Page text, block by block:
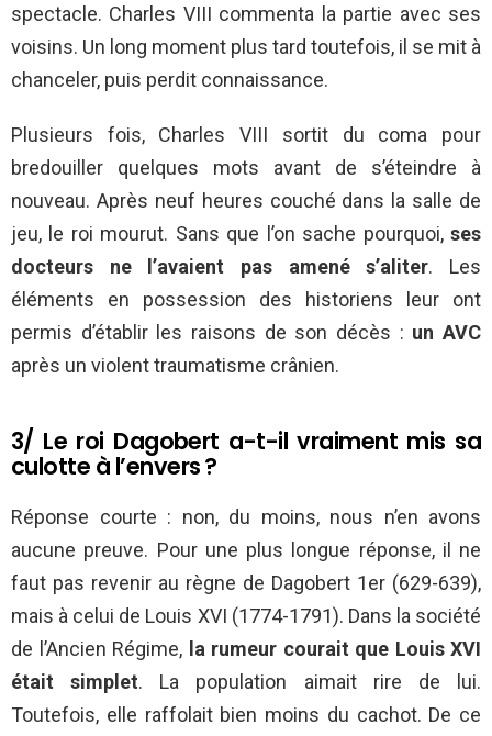
spectacle. Charles VIII commenta la partie avec ses
voisins. Un long moment plus tard toutefois, il se mit à
chanceler, puis perdit connaissance.
Plusieurs fois, Charles VIII sortit du coma pour
bredouiller quelques mots avant de s’éteindre à
nouveau. Après neuf heures couché dans la salle de
jeu, le roi mourut. Sans que l’on sache pourquoi, ses
docteurs ne l’avaient pas amené s’aliter. Les
éléments en possession des historiens leur ont
permis d’établir les raisons de son décès : un AVC
après un violent traumatisme crânien.
3/ Le roi Dagobert a-t-il vraiment mis sa
culotte à l’envers ?
Réponse courte : non, du moins, nous n’en avons
aucune preuve. Pour une plus longue réponse, il ne
faut pas revenir au règne de Dagobert 1er (629-639),
mais à celui de Louis XVI (1774-1791). Dans la société
de l’Ancien Régime, la rumeur courait que Louis XVI
était simplet. La population aimait rire de lui.
Toutefois, elle raffolait bien moins du cachot. De ce